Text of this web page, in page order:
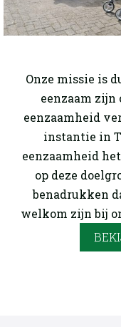
Onze missie is
eenzaam zijn
eenzaamheid
instantie in
eenzaamheid
op deze
benadrukken
welkom zijn bij